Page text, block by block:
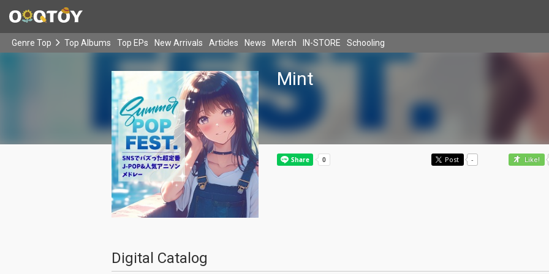
Genre Top Top Albums Top EPs New Arrivals Articles News Merch IN-STORE Schooling
Mint
Post - Like!
Digital Catalog